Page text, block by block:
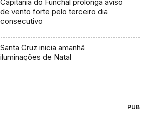
Capitania do Funchal prolonga aviso
de vento forte pelo terceiro dia
consecutivo
Santa Cruz inicia amanhã
iluminações de Natal
PUB